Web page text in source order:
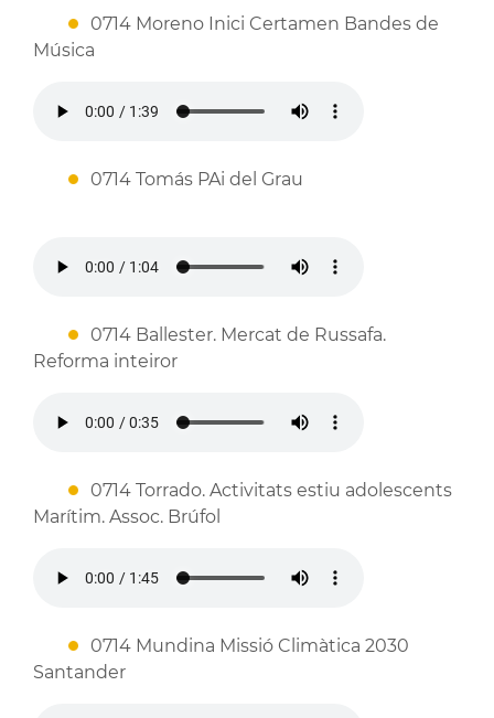
0714 Moreno Inici Certamen Bandes de
Música
0714 Tomás PAi del Grau
0714 Ballester. Mercat de Russafa.
Reforma inteiror
0714 Torrado. Activitats estiu adolescents
Marítim. Assoc. Brúfol
0714 Mundina Missió Climàtica 2030
Santander